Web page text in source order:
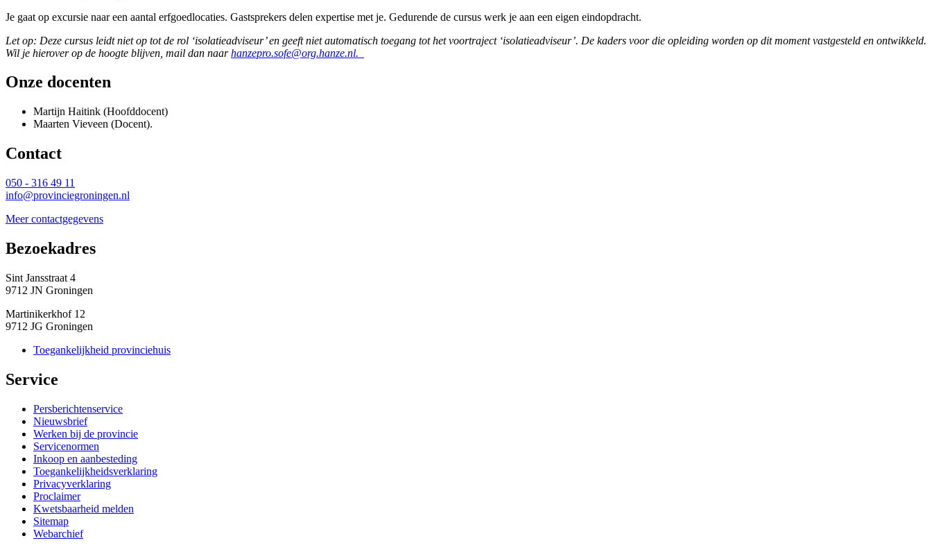
Je gaat op excursie naar een aantal erfgoedlocaties. Gastsprekers delen expertise met je. Gedurende de cursus werk je aan een eigen eindopdracht.
Let op: Deze cursus leidt niet op tot de rol ‘isolatieadviseur’ en geeft niet automatisch toegang tot het voortraject ‘isolatieadviseur’. De kaders voor die opleiding worden op dit moment vastgesteld en ontwikkeld.
Wil je hierover op de hoogte blijven, mail dan naarhanzepro.sofe@org.hanze.nl.
Onze docenten
Martijn Haitink (Hoofddocent)
Maarten Vieveen (Docent).
Contact
050 - 316 49 11
info@provinciegroningen.nl
Meer contactgegevens
Bezoekadres
Sint Jansstraat 4
9712 JN Groningen
Martinikerkhof 12
9712 JG Groningen
Toegankelijkheid provinciehuis
Service
Persberichtenservice
Nieuwsbrief
Werken bij de provincie
Servicenormen
Inkoop en aanbesteding
Toegankelijkheidsverklaring
Privacyverklaring
Proclaimer
Kwetsbaarheid melden
Sitemap
Webarchief